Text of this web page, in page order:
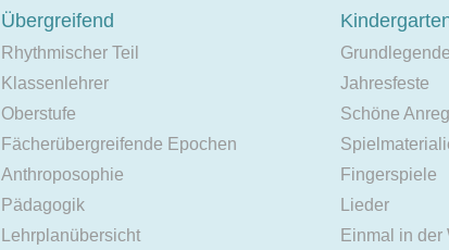
Übergreifend
Rhythmischer Teil
Klassenlehrer
Oberstufe
Fächerübergreifende Epochen
Anthroposophie
Pädagogik
Lehrplanübersicht
Jahresfeste
Schöne
Fingerspiele
Lieder
Einmal in der